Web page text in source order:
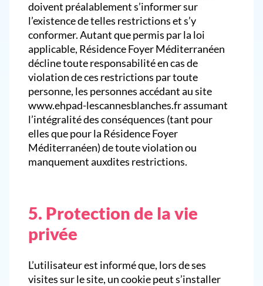
doivent préalablement s’informer sur
l’existence de telles restrictions et s’y
conformer. Autant que permis par la loi
applicable, Résidence Foyer Méditerranéen
décline toute responsabilité en cas de
violation de ces restrictions par toute
personne, les personnes accédant au site
www.ehpad-lescannesblanches.fr assumant
l’intégralité des conséquences (tant pour
elles que pour la Résidence Foyer
Méditerranéen) de toute violation ou
manquement auxdites restrictions.
5. Protection de la vie
privée
L’utilisateur est informé que, lors de ses
visites sur le site, un cookie peut s’installer